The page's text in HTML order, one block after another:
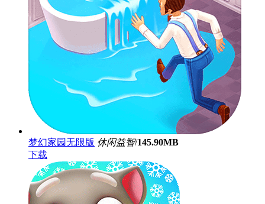
梦幻家园无限版 休闲益智/145.90MB
下载